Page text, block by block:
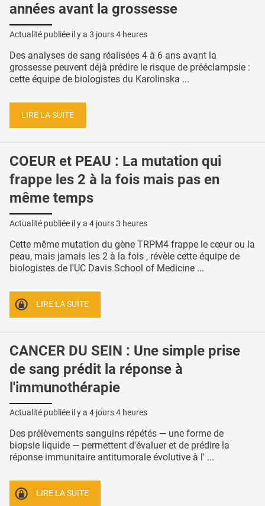
années avant la grossesse
Actualité publiée il y a 3 jours 4 heures
Des analyses de sang réalisées 4 à 6 ans avant la
grossesse peuvent déjà prédire le risque de prééclampsie :
cette équipe de biologistes du Karolinska ...
LIRE LA SUITE
COEUR et PEAU : La mutation qui
frappe les 2 à la fois mais pas en
même temps
Actualité publiée il y a 4 jours 3 heures
Cette même mutation du gène TRPM4 frappe le cœur ou la
peau, mais jamais les 2 à la fois , révèle cette équipe de
biologistes de l'UC Davis School of Medicine ...
LIRE LA SUITE
CANCER DU SEIN : Une simple prise
de sang prédit la réponse à
l'immunothérapie
Actualité publiée il y a 4 jours 4 heures
Des prélèvements sanguins répétés — une forme de
biopsie liquide — permettent d'évaluer et de prédire la
réponse immunitaire antitumorale évolutive à l' ...
LIRE LA SUITE